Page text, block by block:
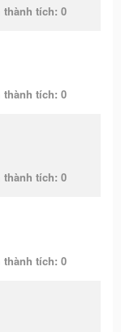
thành tích 0
thành tích 0
thành tích 0
thành tích 0